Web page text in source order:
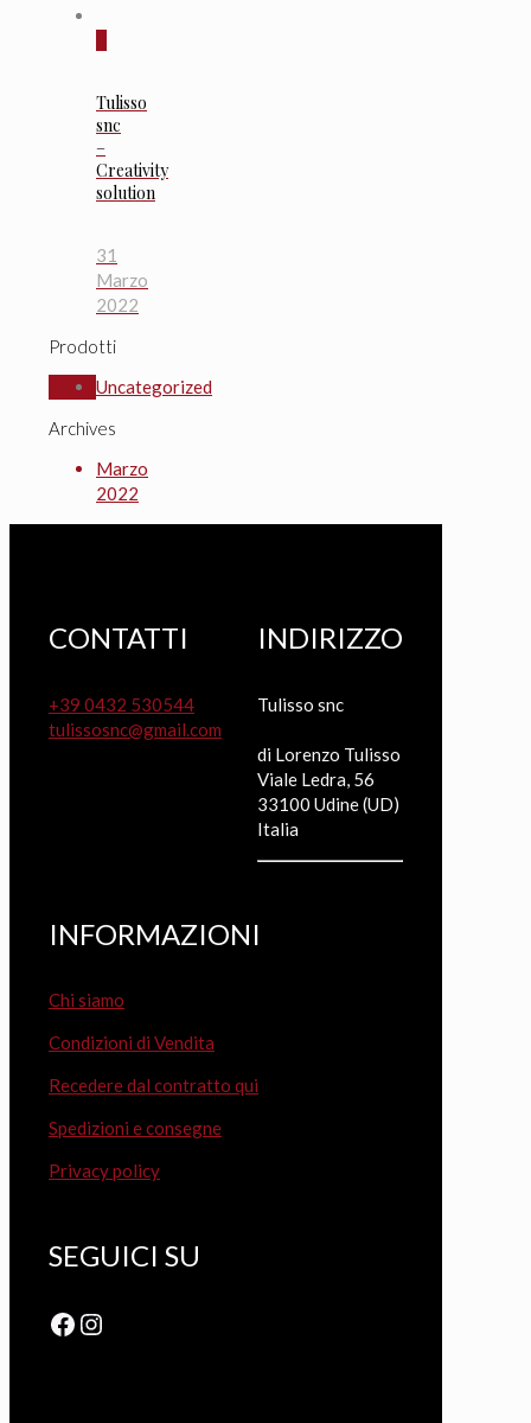
Tulisso
snc
–
Creativity
solution
31
Marzo
2022
Prodotti
Uncategorized
Archives
Marzo
2022
CONTATTI
+39 0432 530544
tulissosnc@gmail.com
INDIRIZZO
Tulisso snc
di Lorenzo Tulisso
Viale Ledra, 56
33100 Udine (UD)
Italia
INFORMAZIONI
Chi siamo
Condizioni di Vendita
Recedere dal contratto qui
Spedizioni e consegne
Privacy policy
SEGUICI SU
Facebook
Instagram